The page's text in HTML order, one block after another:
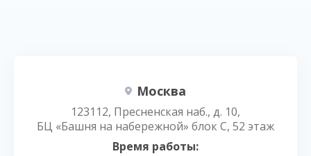
Москва
123112, Пресненская наб., д. 10,
БЦ «Башня на набережной» блок С, 52 этаж
Время работы: